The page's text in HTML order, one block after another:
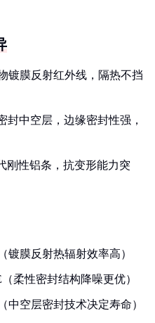
镀膜反射红外线，隔热不挡
封中空层，边缘密封性强，
刚性铝条，抗变形能力突
镀膜反射热辐射效率高）
（柔性密封结构降噪更优）
中空层密封技术决定寿命）